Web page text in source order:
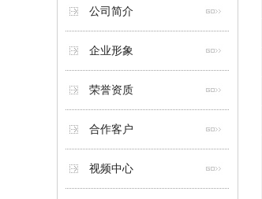
公司简介
企业形象
荣誉资质
合作客户
视频中心